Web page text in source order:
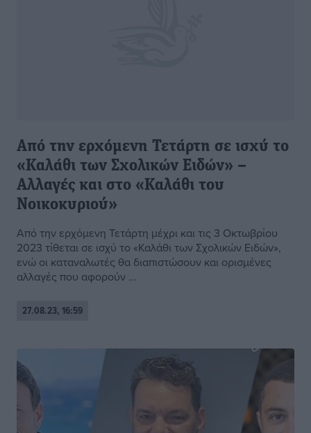
Από την ερχόμενη Τετάρτη σε ισχύ το
«Καλάθι των Σχολικών Ειδών» –
Αλλαγές και στο «Καλάθι του
Νοικοκυριού»
Από την ερχόμενη Τετάρτη μέχρι και τις 3 Οκτωβρίου
2023 τίθεται σε ισχύ το «Καλάθι των Σχολικών Ειδών»,
ενώ οι καταναλωτές θα διαπιστώσουν και ορισμένες
αλλαγές που αφορούν ...
27.08.23, 16:59